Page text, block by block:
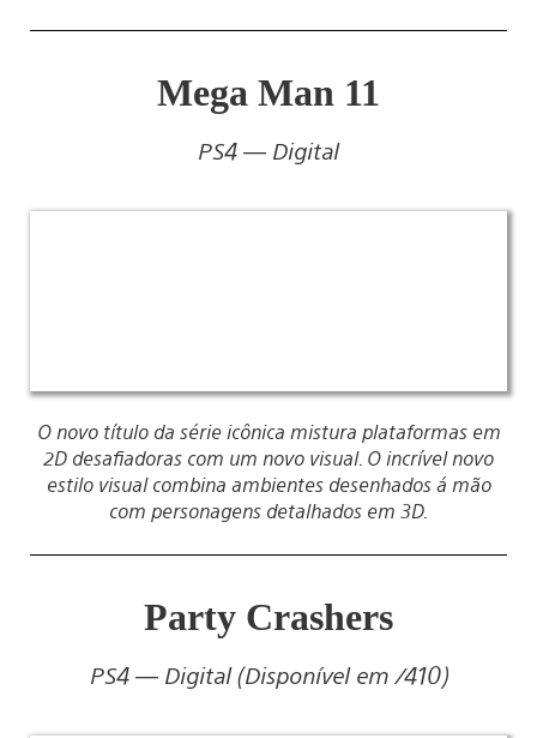
Mega Man 11
PS4 — Digital
O novo título da série icônica mistura plataformas em
2D desafiadoras com um novo visual. O incrível novo
estilo visual combina ambientes desenhados á mão
com personagens detalhados em 3D.
Party Crashers
PS4 — Digital (Disponível em /410)